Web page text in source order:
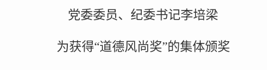
党委委员、纪委书记李培梁
为获得“道德风尚奖”的集体颁奖